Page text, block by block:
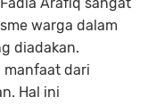
warga dalam
diadakan.
manfaat dari
Hal ini